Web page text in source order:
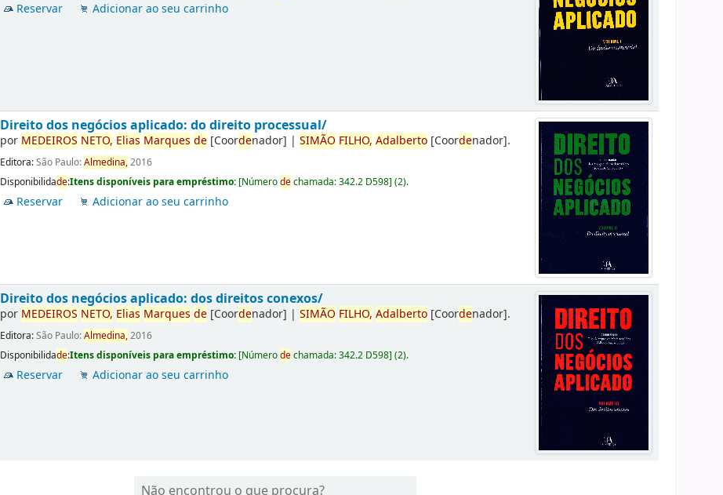
Reservar Adicionar ao seu carrinho
Direito dos negócios aplicado: do direito processual/
por MEDEIROS NETO, Elias Marques de [Coordenador] |SIMÃO FILHO, Adalberto [Coordenador].
Editora:São Paulo:Almedina,2016
Disponibilidade:Itens disponíveis para empréstimo: [Númerodechamada:342.2 D598](2).
Reservar Adicionar ao seu carrinho
Direito dos negócios aplicado: dos direitos conexos/
por MEDEIROS NETO, Elias Marques de [Coordenador] |SIMÃO FILHO, Adalberto [Coordenador].
Editora:São Paulo:Almedina,2016
Disponibilidade:Itens disponíveis para empréstimo: [Númerodechamada:342.2 D598](2).
Reservar Adicionar ao seu carrinho